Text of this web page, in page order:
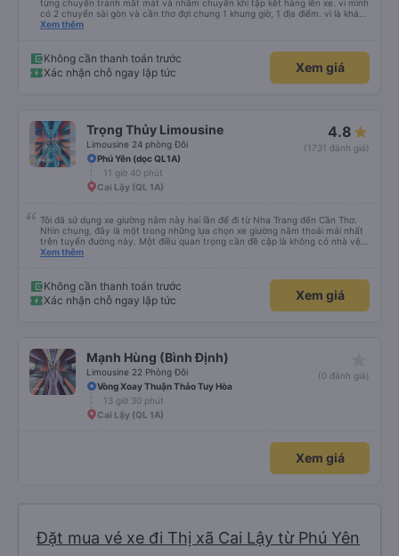
từng chuyến tránh mất mát và nhầm chuyến khi tập kết hàng lên xe. vì mình
có 2 chuyến sài gòn và cần thơ đợi chung 1 khung giờ, 1 địa điểm. vì là khách
thân thiết của quý công ty nên rất hài lòng và tin tưởng. tuy nhiên rất mong
thì chắc chắn quy công ty là nhà xe được yêu thích và lựa chọn số 1 quy
nhơn. rất cảm ơn quý anh chị em cty cũng như chị Thảo đã lắng nghe và
tiếp nhận. " khách hàng thân thiết nhiều năm của nhà xe từ thời sinh viên"
Xem thêm
Không cần thanh toán trước
Xác nhận chỗ ngay lập tức
Xem giá
Trọng Thủy Limousine
Limousine 24 phòng Đôi
4.8
(1731 đánh giá)
Phú Yên (dọc QL1A)
11 giờ 40 phút
Cai Lậy (QL 1A)
Tôi đã sử dụng xe giường nằm này hai lần để đi từ Nha Trang đến Cần Thơ.
Nhìn chung, đây là một trong những lựa chọn xe giường nằm thoải mái nhất
trên tuyến đường này. Một điều quan trọng cần đề cập là không có nhà vệ
sinh trên xe, điều này có thể gây khó chịu trên một hành trình dài xuyên
chậm khoảng một tiếng, nhưng công ty đã thông báo trước cho tôi, nên tôi
không gặp vấn đề gì. Xe khá thoải mái, có chăn và hai gối, và các tài xế lịch
sự và thân thiện. Có các điểm dừng nghỉ vào khoảng 4:00 sáng và 9:00
cho đến khoảng 8:00 sáng, điều này khá khó chịu. Có vẻ như lịch trình phụ
thuộc vào tài xế, và tôi thực sự hy vọng các điểm dừng sẽ được bố trí đều
đặn hơn trong tương lai. Nhìn chung, tôi hài lòng và sẽ tiếp tục sử dụng dịch
vụ xe buýt giường nằm của công ty này cho các chuyến công tác, vì đây
vẫn là một trong những lựa chọn xe buýt giường nằm thoải mái nhất trên
tuyến đường này. Tôi thực sự hy vọng rằng trong tương lai các tài xế sẽ
dừng xe thường xuyên theo lịch trình, đặc biệt là vì tôi dự định sẽ đi tuyến
đường này một lần nữa vào tuần tới.
Xem thêm
Không cần thanh toán trước
Xác nhận chỗ ngay lập tức
Xem giá
Mạnh Hùng (Bình Định)
Limousine 22 Phòng Đôi
(0 đánh giá)
Vòng Xoay Thuận Thảo Tuy Hòa
13 giờ 30 phút
Cai Lậy (QL 1A)
Xem giá
Đặt mua vé xe đi Thị xã Cai Lậy từ Phú Yên